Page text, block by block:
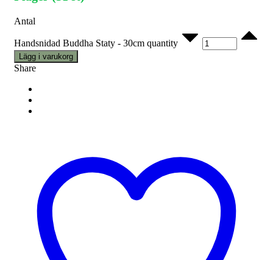
Antal
Handsnidad Buddha Staty - 30cm quantity
Lägg i varukorg
Share